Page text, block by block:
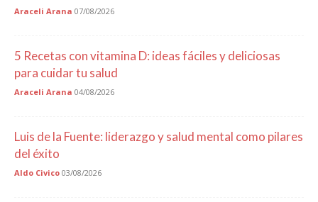
Araceli Arana 07/08/2026
5 Recetas con vitamina D: ideas fáciles y deliciosas
para cuidar tu salud
Araceli Arana 04/08/2026
Luis de la Fuente: liderazgo y salud mental como pilares
del éxito
Aldo Civico 03/08/2026